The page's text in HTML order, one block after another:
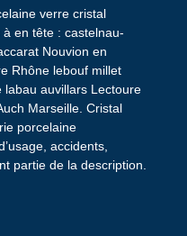
verre cristal
en tête : castelnau-
Nouvion en
Rhône lebouf millet
labau auvillars Lectoure
Marseille. Cristal
porcelaine
accidents,
partie de la description.